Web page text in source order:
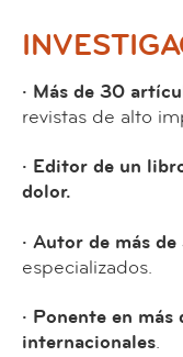
· Más de 30
revistas de alto
· Editor de un
dolor.
· Autor de más
especializados.
· Ponente en
internacionales.